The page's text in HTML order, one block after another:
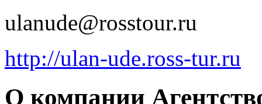
ulanude@rosstour.ru
http://ulan-ude.ross-tur.ru
О компании